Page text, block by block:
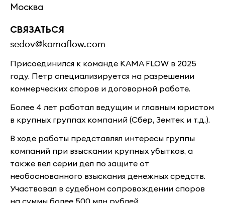
Москва
СВЯЗАТЬСЯ
sedov@kamaflow.com
Присоединился к команде KAMA FLOW в 2025
году. Петр специализируется на разрешении
коммерческих споров и договорной работе.
Более 4 лет работал ведущим и главным юристом
в крупных группах компаний (Сбер, Земтек и т.д.).
В ходе работы представлял интересы группы
компаний при взыскании крупных убытков, а
также вел серии дел по защите от
необоснованного взыскания денежных средств.
Участвовал в судебном сопровождении споров